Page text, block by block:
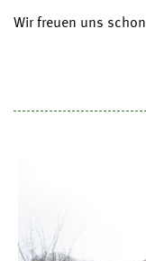
Wir freuen uns